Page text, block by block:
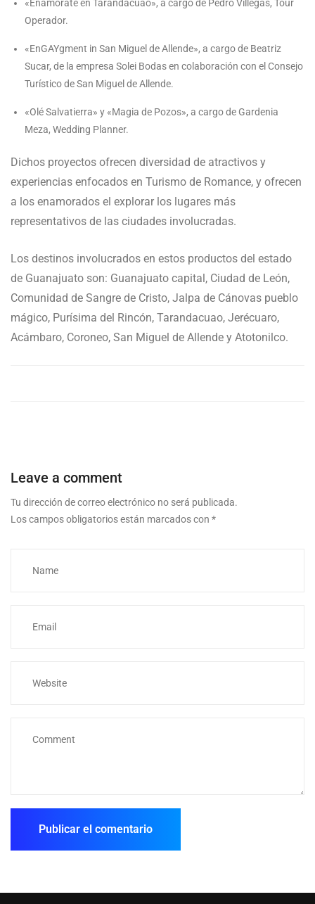
«Enamórate en Tarandacuao», a cargo de Pedro Villegas, Tour
Operador.
«EnGAYgment in San Miguel de Allende», a cargo de Beatriz
Sucar, de la empresa Solei Bodas en colaboración con el Consejo
Turístico de San Miguel de Allende.
«Olé Salvatierra» y «Magia de Pozos», a cargo de Gardenia
Meza, Wedding Planner.
Dichos proyectos ofrecen diversidad de atractivos y
experiencias enfocados en Turismo de Romance, y ofrecen
a los enamorados el explorar los lugares más
representativos de las ciudades involucradas.
Los destinos involucrados en estos productos del estado
de Guanajuato son: Guanajuato capital, Ciudad de León,
Comunidad de Sangre de Cristo, Jalpa de Cánovas pueblo
mágico, Purísima del Rincón, Tarandacuao, Jerécuaro,
Acámbaro, Coroneo, San Miguel de Allende y Atotonilco.
Leave a comment
Tu dirección de correo electrónico no será publicada.
Los campos obligatorios están marcados con *